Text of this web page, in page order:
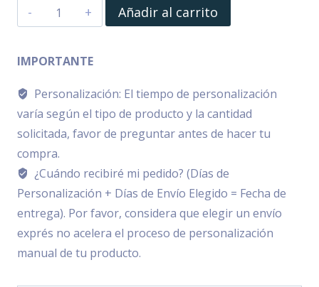
Rompecabezas
Personalizable
(120
cantidad
Añadir al carrito
IMPORTANTE
Personalización: El tiempo de personalización
varía según el tipo de producto y la cantidad
solicitada, favor de preguntar antes de hacer tu
compra.
¿Cuándo recibiré mi pedido? (Días de
Personalización + Días de Envío Elegido = Fecha de
entrega). Por favor, considera que elegir un envío
exprés no acelera el proceso de personalización
manual de tu producto.